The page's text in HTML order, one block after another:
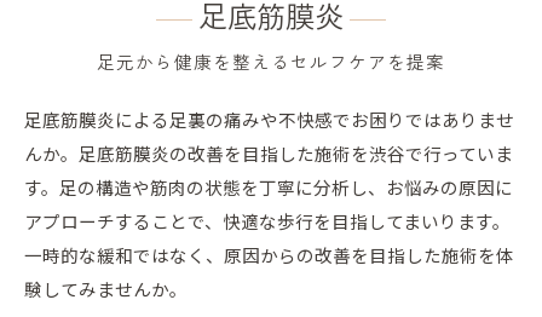
足底筋膜炎
足元から健康を整えるセルフケアを提案
足底筋膜炎による足裏の痛みや不快感でお困りではありませ
んか。足底筋膜炎の改善を目指した施術を渋谷で行っていま
す。足の構造や筋肉の状態を丁寧に分析し、お悩みの原因に
アプローチすることで、快適な歩行を目指してまいります。
一時的な緩和ではなく、原因からの改善を目指した施術を体
験してみませんか。